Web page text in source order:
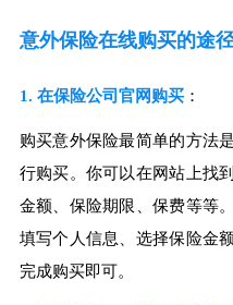
意外保险在线购买的途
1. 在保险公司官网购买：
购买意外保险最简单的方法
行购买。你可以在网站上找
金额、保险期限、保费等等
填写个人信息、选择保险金
完成购买即可。